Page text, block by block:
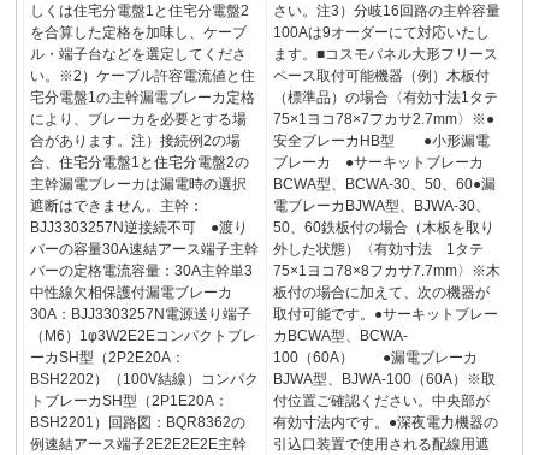
しくは住宅分電盤1と住宅分電盤2
を合算した定格を加味し、ケーブ
ル・端子台などを選定してくださ
い。※2）ケーブル許容電流値と住
宅分電盤1の主幹漏電ブレーカ定格
により、ブレーカを必要とする場
合があります。注）接続例2の場
合、住宅分電盤1と住宅分電盤2の
主幹漏電ブレーカは漏電時の選択
遮断はできません。主幹：
BJJ3303257N逆接続不可 ●渡り
バーの容量30A速結アース端子主幹
バーの定格電流容量：30A主幹単3
中性線欠相保護付漏電ブレーカ
30A：BJJ3303257N電源送り端子
（M6）1φ3W2E2Eコンパクトブレ
ーカSH型（2P2E20A：
BSH2202）（100V結線）コンパク
トブレーカSH型（2P1E20A：
BSH2201）回路図：BQR8362の
例速結アース端子2E2E2E2E主幹
さい。注3）分岐16回路の主幹容量
100Aは9オーダーにて対応いたし
ます。■コスモパネル大形フリース
ペース取付可能機器（例）木板付
（標準品）の場合〈有効寸法1タテ
75×1ヨコ78×7フカサ2.7mm〉※●
安全ブレーカHB型 ●小形漏電
ブレーカ ●サーキットブレーカ
BCWA型、BCWA-30、50、60●漏
電ブレーカBJWA型、BJWA-30、
50、60鉄板付の場合（木板を取り
外した状態）〈有効寸法 1タテ
75×1ヨコ78×8フカサ7.7mm〉※木
板付の場合に加えて、次の機器が
取付可能です。●サーキットブレー
カBCWA型、BCWA-
100（60A） ●漏電ブレーカ
BJWA型、BJWA-100（60A）※取
付位置ご確認ください。中央部が
有効寸法内です。●深夜電力機器の
引込口装置で使用される配線用遮